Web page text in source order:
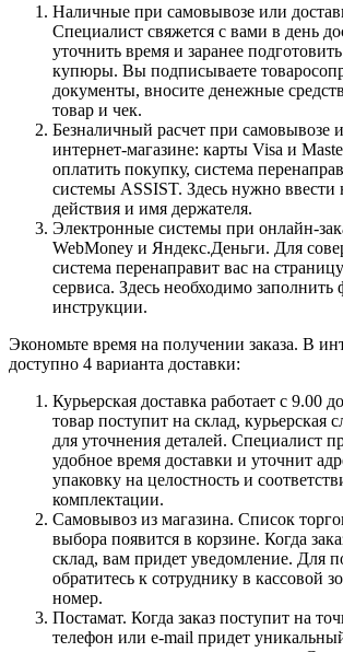
Наличные при самовывозе или
Специалист свяжется с вами в день
уточнить время и заранее
купюры. Вы подписываете
документы, вносите денежные
товар и чек.
Безналичный расчет при самовывозе
интернет-магазине: карты Visa и
оплатить покупку, система
системы ASSIST. Здесь нужно ввести
действия и имя держателя.
Электронные системы при онлайн-
WebMoney и Яндекс.Деньги. Для
система перенаправит вас на
сервиса. Здесь необходимо
инструкции.
Экономьте время на получении заказа. В
доступно 4 варианта доставки:
Курьерская доставка работает с 9.00
товар поступит на склад, курьерская
для уточнения деталей. Специалист
удобное время доставки и уточнит
упаковку на целостность и
комплектации.
Самовывоз из магазина. Список
выбора появится в корзине. Когда
склад, вам придет уведомление. Для
обратитесь к сотруднику в кассовой
номер.
Постамат. Когда заказ поступит на
телефон или e-mail придет